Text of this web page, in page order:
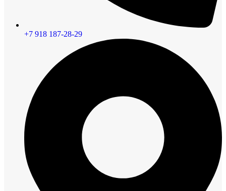
+7 918 187-28-29